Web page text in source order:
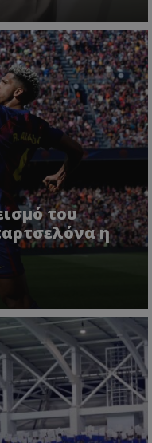
του
η